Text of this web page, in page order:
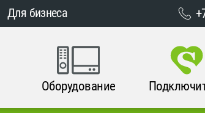
Для бизнеса
Оборудование